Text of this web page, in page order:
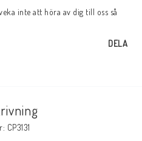
inte att höra av dig till oss så
DELA
CP3131